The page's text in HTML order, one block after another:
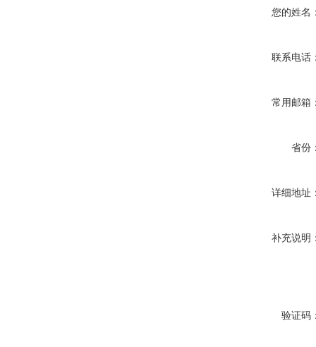
您的姓名
联系电话
常用邮箱
省份
详细地址
补充说明
验证码